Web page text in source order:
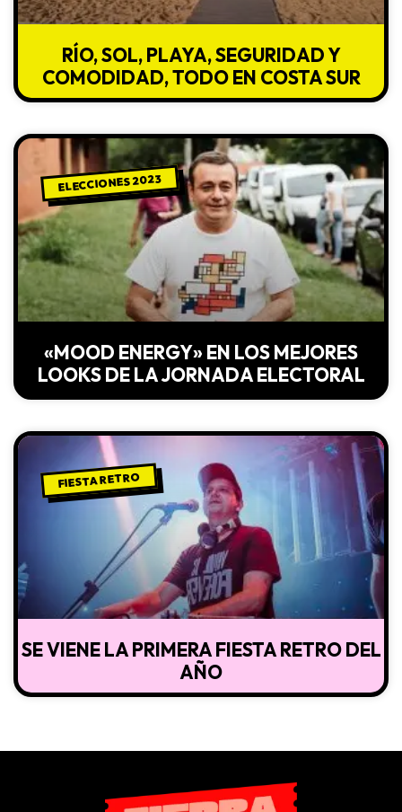
RÍO, SOL, PLAYA, SEGURIDAD Y
COMODIDAD, TODO EN COSTA SUR
ELECCIONES 2023
«MOOD ENERGY» EN LOS MEJORES
LOOKS DE LA JORNADA ELECTORAL
FIESTA RETRO
SE VIENE LA PRIMERA FIESTA RETRO DEL
AÑO